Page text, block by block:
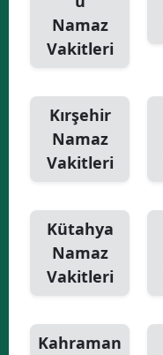
Namaz
Vakitleri
Kırşehir
Namaz
Vakitleri
Kütahya
Namaz
Vakitleri
Kahraman